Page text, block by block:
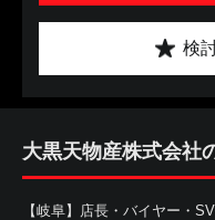
検
大黒天物産株式会社
【岐阜】店長・バイヤー・